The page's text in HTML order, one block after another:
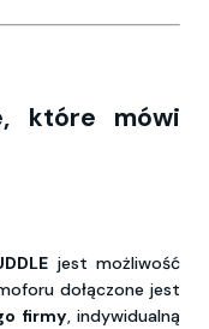
które mówi
jest możliwość
dołączone jest
firmy, indywidualną